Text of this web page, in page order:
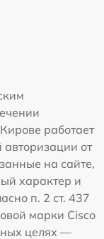
работает
от
на сайте,
характер и
п. 2 ст. 437
марки Cisco
целях —